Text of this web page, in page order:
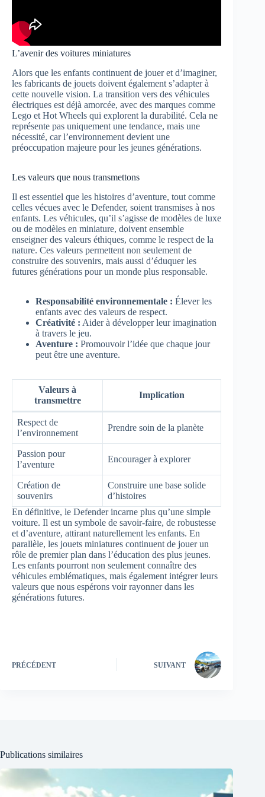
L’avenir des voitures miniatures
Alors que les enfants continuent de jouer et d’imaginer,
les fabricants de jouets doivent également s’adapter à
cette nouvelle vision. La transition vers des véhicules
électriques est déjà amorcée, avec des marques comme
Lego et Hot Wheels qui explorent la durabilité. Cela ne
représente pas uniquement une tendance, mais une
nécessité, car l’environnement devient une
préoccupation majeure pour les jeunes générations.
Les valeurs que nous transmettons
Il est essentiel que les histoires d’aventure, tout comme
celles vécues avec le Defender, soient transmises à nos
enfants. Les véhicules, qu’il s’agisse de modèles de luxe
ou de modèles en miniature, doivent ensemble
enseigner des valeurs éthiques, comme le respect de la
nature. Ces valeurs permettent non seulement de
construire des souvenirs, mais aussi d’éduquer les
futures générations pour un monde plus responsable.
Responsabilité environnementale : Élever les
enfants avec des valeurs de respect.
Créativité : Aider à développer leur imagination
à travers le jeu.
Aventure : Promouvoir l’idée que chaque jour
peut être une aventure.
Valeurs à
transmettre
Implication
Respect de
l’environnement
Prendre soin de la planète
Passion pour
l’aventure
Encourager à explorer
Création de
souvenirs
Construire une base solide
d’histoires
En définitive, le Defender incarne plus qu’une simple
voiture. Il est un symbole de savoir-faire, de robustesse
et d’aventure, attirant naturellement les enfants. En
parallèle, les jouets miniatures continuent de jouer un
rôle de premier plan dans l’éducation des plus jeunes.
Les enfants pourront non seulement connaître des
véhicules emblématiques, mais également intégrer leurs
valeurs que nous espérons voir rayonner dans les
générations futures.
PRÉCÉDENT SUIVANT
Publications similaires